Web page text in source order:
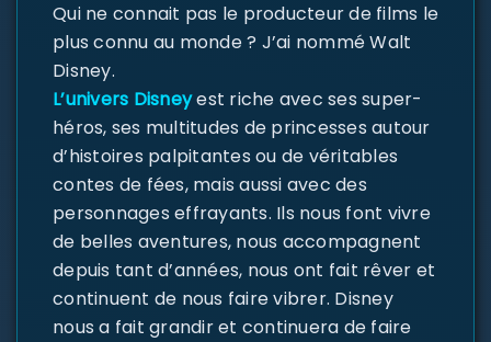
Qui ne connait pas le producteur de films le
plus connu au monde ? J’ai nommé Walt
Disney.
L’univers Disneyest riche avec ses super-
héros, ses multitudes de princesses autour
d’histoires palpitantes ou de véritables
contes de fées, mais aussi avec des
personnages effrayants. Ils nous font vivre
de belles aventures, nous accompagnent
depuis tant d’années, nous ont fait rêver et
continuent de nous faire vibrer. Disney
nous a fait grandir et continuera de faire